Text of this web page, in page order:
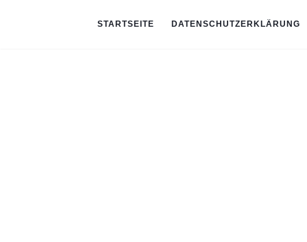
STARTSEITE DATENSCHUTZERKLÄRUNG